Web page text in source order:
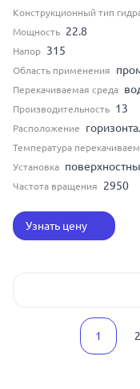
Конструкционный тип
Мощность 22.8
Напор 315
Область применения
Перекачиваемая среда
Производительность 13
Расположение
Температура
Установка
Частота вращения 2950
Узнать цену
1 2